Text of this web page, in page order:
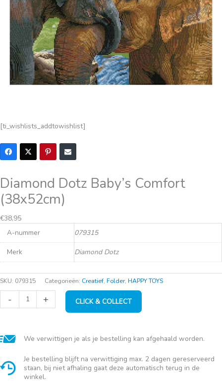
[ti_wishlists_addtowishlist]
Diamond Dotz Baby’s Comfort
(38x52cm)
€38,95
A-nummer
079315
Merk Diamond Dotz
SKU: 079315 Categorieën: Creatief, Folder, HAPPY TOYS
-
Diamond
Dotz
aantal
+ CLICK & COLLECT
We verwittigen je als je bestelling kan afgehaald worden.
Je bestelling blijft na verwittiging max. 2 dagen gereserveerd
staan, bij niet afhaling gaat deze automatisch terug in de
winkel.